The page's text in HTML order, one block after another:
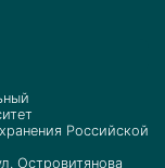
Российской
Островитянова